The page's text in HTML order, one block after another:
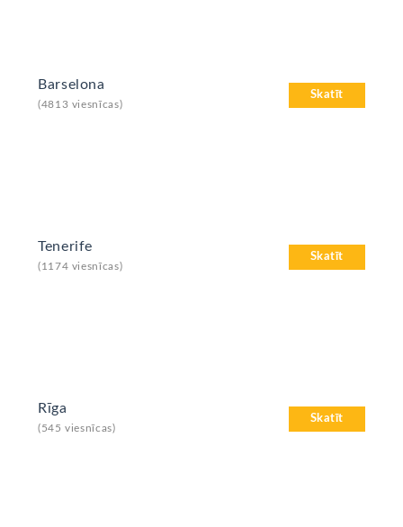
Skatīt
Barselona
(4813 viesnīcas)
Skatīt
Tenerife
(1174 viesnīcas)
Skatīt
Rīga
(545 viesnīcas)